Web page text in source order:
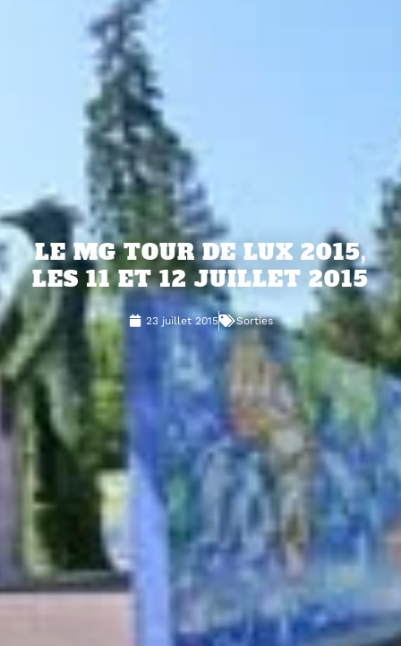
LE MG TOUR DE LUX 2015,
LES 11 ET 12 JUILLET 2015
23 juillet 2015 Sorties